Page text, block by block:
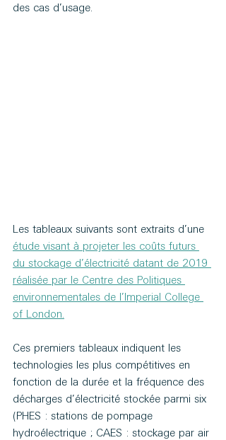
des cas d’usage.
Les tableaux suivants sont extraits d’une
étude visant à projeter les coûts futurs
du stockage d’électricité datant de 2019
réalisée par le Centre des Politiques
environnementales de l’Imperial College
of London.
Ces premiers tableaux indiquent les
technologies les plus compétitives en
fonction de la durée et la fréquence des
décharges d’électricité stockée parmi six
(PHES : stations de pompage
hydroélectrique ; CAES : stockage par air